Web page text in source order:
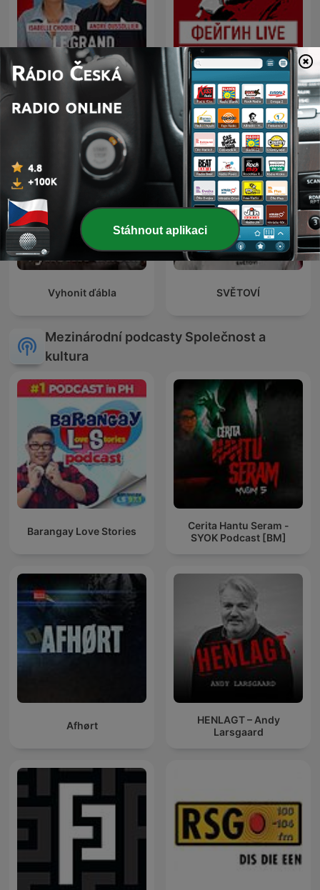
ФЕЙГИН LIVE
Vyhonit ďábla SVĚTOVÍ
Mezinárodní podcasty Společnost a
kultura
Barangay Love Stories
Cerita Hantu Seram -
SYOK Podcast [BM]
Afhørt
HENLAGT – Andy
Larsgaard
Stáhnout aplikaci